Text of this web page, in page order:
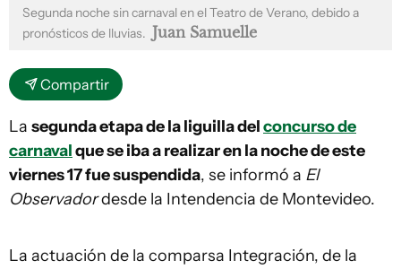
Segunda noche sin carnaval en el Teatro de Verano, debido a
pronósticos de lluvias. Juan Samuelle
Compartir
La segunda etapa de la liguilla delconcurso de
carnavalque se iba a realizar en la noche de este
viernes 17 fue suspendida, se informó a El
Observadordesde la Intendencia de Montevideo.
La actuación de la comparsa Integración, de la